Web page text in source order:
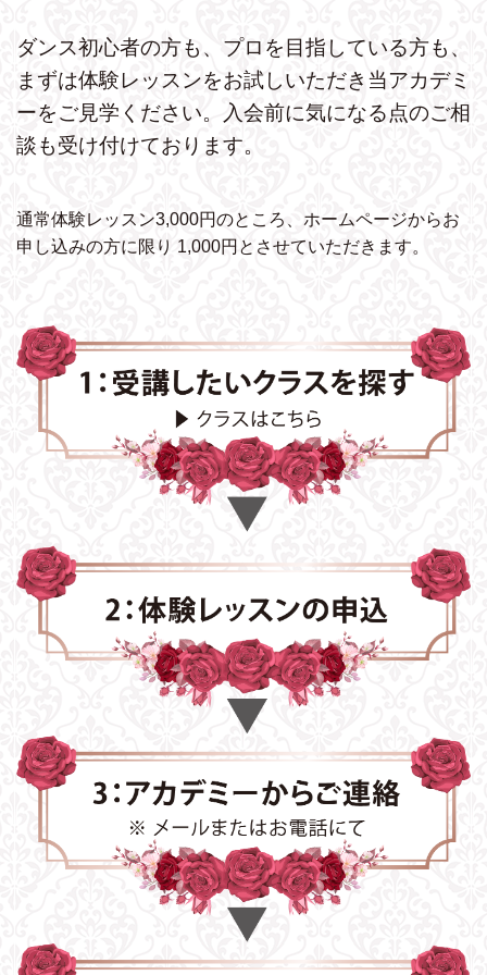
ダンス初心者の方も、プロを目指している方も、
まずは体験レッスンをお試しいただき 当アカデミ
ーをご見学ください。
入会前に気になる点のご相
談も受け付けております。
通常体験レッスン3,000円のところ、ホームページからお
申し込みの方に限り 1,000円とさせていただきます。